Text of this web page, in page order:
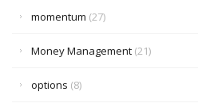
momentum (27)
Money Management (21)
options (8)